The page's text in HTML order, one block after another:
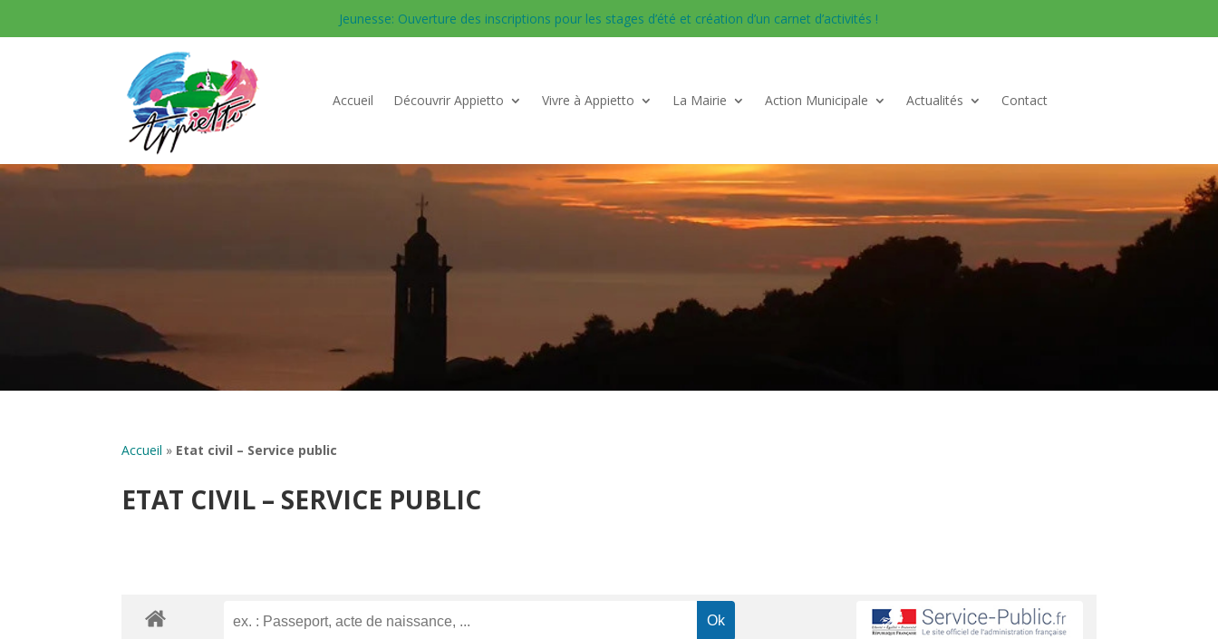
Jeunesse: Ouverture des inscriptions pour les stages d’été et création d’un carnet d’activités !
Accueil Découvrir Appietto Vivre à Appietto La Mairie Action Municipale Actualités Contact
Accueil » Etat civil – Service public
ETAT CIVIL – SERVICE PUBLIC